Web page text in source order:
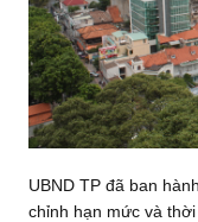
UBND TP đã ban
chỉnh hạn mức và